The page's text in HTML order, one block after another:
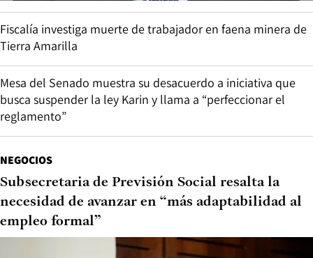
Fiscalía investiga muerte de trabajador en faena minera de
Tierra Amarilla
Mesa del Senado muestra su desacuerdo a iniciativa que
busca suspender la ley Karin y llama a “perfeccionar el
reglamento”
NEGOCIOS
Subsecretaria de Previsión Social resalta la
necesidad de avanzar en “más adaptabilidad al
empleo formal”